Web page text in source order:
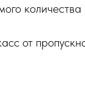
количества
от